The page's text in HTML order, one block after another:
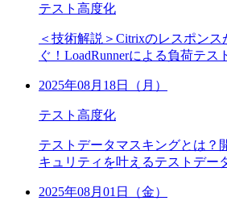
テスト高度化
＜技術解説＞Citrixのレスポン
ぐ！LoadRunnerによる負荷テス
2025年08月18日（月）
テスト高度化
テストデータマスキングとは？
キュリティを叶えるテストデー
2025年08月01日（金）